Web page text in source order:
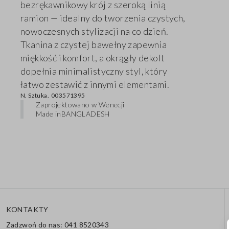
bezrękawnikowy krój z szeroką linią
ramion — idealny do tworzenia czystych,
nowoczesnych stylizacji na co dzień.
Tkanina z czystej bawełny zapewnia
miękkość i komfort, a okrągły dekolt
dopełnia minimalistyczny styl, który
łatwo zestawić z innymi elementami.
N. Sztuka. 003571395
Zaprojektowano w Wenecji
Made inBANGLADESH
KONTAKTY
Zadzwoń do nas: 041 8520343